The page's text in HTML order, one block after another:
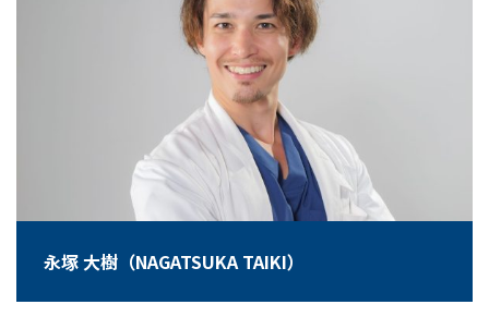
永塚 大樹（NAGATSUKA TAIKI）